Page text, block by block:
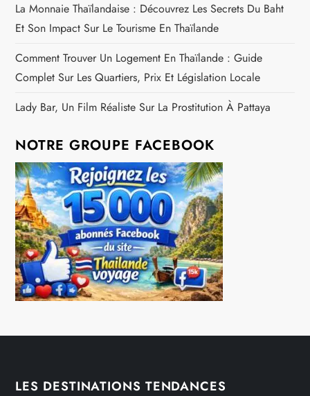
La Monnaie Thaïlandaise : Découvrez Les Secrets Du Baht
Et Son Impact Sur Le Tourisme En Thaïlande
Comment Trouver Un Logement En Thaïlande : Guide
Complet Sur Les Quartiers, Prix Et Législation Locale
Lady Bar, Un Film Réaliste Sur La Prostitution À Pattaya
NOTRE GROUPE FACEBOOK
LES DESTINATIONS TENDANCES